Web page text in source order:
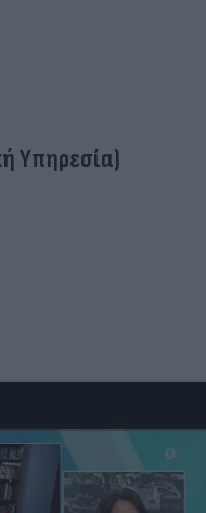
Υπηρεσία)